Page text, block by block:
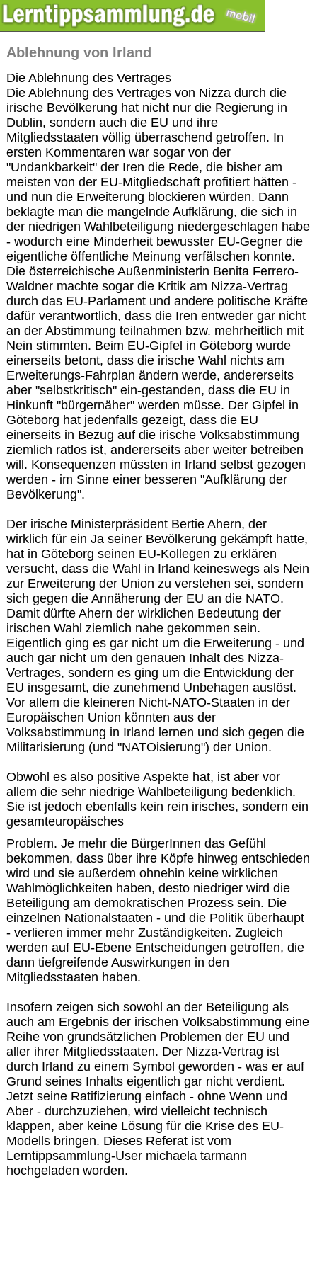
Ablehnung von Irland
Die Ablehnung des Vertrages
Die Ablehnung des Vertrages von Nizza durch die
irische Bevölkerung hat nicht nur die Regierung in
Dublin, sondern auch die EU und ihre
Mitgliedsstaaten völlig überraschend getroffen. In
ersten Kommentaren war sogar von der
"Undankbarkeit" der Iren die Rede, die bisher am
meisten von der EU-Mitgliedschaft profitiert hätten -
und nun die Erweiterung blockieren würden. Dann
beklagte man die mangelnde Aufklärung, die sich in
der niedrigen Wahlbeteiligung niedergeschlagen habe
- wodurch eine Minderheit bewusster EU-Gegner die
eigentliche öffentliche Meinung verfälschen konnte.
Die österreichische Außenministerin Benita Ferrero-
Waldner machte sogar die Kritik am Nizza-Vertrag
durch das EU-Parlament und andere politische Kräfte
dafür verantwortlich, dass die Iren entweder gar nicht
an der Abstimmung teilnahmen bzw. mehrheitlich mit
Nein stimmten. Beim EU-Gipfel in Göteborg wurde
einerseits betont, dass die irische Wahl nichts am
Erweiterungs-Fahrplan ändern werde, andererseits
aber "selbstkritisch" ein-gestanden, dass die EU in
Hinkunft "bürgernäher" werden müsse. Der Gipfel in
Göteborg hat jedenfalls gezeigt, dass die EU
einerseits in Bezug auf die irische Volksabstimmung
ziemlich ratlos ist, andererseits aber weiter betreiben
will. Konsequenzen müssten in Irland selbst gezogen
werden - im Sinne einer besseren "Aufklärung der
Bevölkerung".
Der irische Ministerpräsident Bertie Ahern, der
wirklich für ein Ja seiner Bevölkerung gekämpft hatte,
hat in Göteborg seinen EU-Kollegen zu erklären
versucht, dass die Wahl in Irland keineswegs als Nein
zur Erweiterung der Union zu verstehen sei, sondern
sich gegen die Annäherung der EU an die NATO.
Damit dürfte Ahern der wirklichen Bedeutung der
irischen Wahl ziemlich nahe gekommen sein.
Eigentlich ging es gar nicht um die Erweiterung - und
auch gar nicht um den genauen Inhalt des Nizza-
Vertrages, sondern es ging um die Entwicklung der
EU insgesamt, die zunehmend Unbehagen auslöst.
Vor allem die kleineren Nicht-NATO-Staaten in der
Europäischen Union könnten aus der
Volksabstimmung in Irland lernen und sich gegen die
Militarisierung (und "NATOisierung") der Union.
Obwohl es also positive Aspekte hat, ist aber vor
allem die sehr niedrige Wahlbeteiligung bedenklich.
Sie ist jedoch ebenfalls kein rein irisches, sondern ein
gesamteuropäisches
Problem. Je mehr die BürgerInnen das Gefühl
bekommen, dass über ihre Köpfe hinweg entschieden
wird und sie außerdem ohnehin keine wirklichen
Wahlmöglichkeiten haben, desto niedriger wird die
Beteiligung am demokratischen Prozess sein. Die
einzelnen Nationalstaaten - und die Politik überhaupt
- verlieren immer mehr Zuständigkeiten. Zugleich
werden auf EU-Ebene Entscheidungen getroffen, die
dann tiefgreifende Auswirkungen in den
Mitgliedsstaaten haben.
Insofern zeigen sich sowohl an der Beteiligung als
auch am Ergebnis der irischen Volksabstimmung eine
Reihe von grundsätzlichen Problemen der EU und
aller ihrer Mitgliedsstaaten. Der Nizza-Vertrag ist
durch Irland zu einem Symbol geworden - was er auf
Grund seines Inhalts eigentlich gar nicht verdient.
Jetzt seine Ratifizierung einfach - ohne Wenn und
Aber - durchzuziehen, wird vielleicht technisch
klappen, aber keine Lösung für die Krise des EU-
Modells bringen. Dieses Referat ist vom
Lerntippsammlung-User michaela tarmann
hochgeladen worden.